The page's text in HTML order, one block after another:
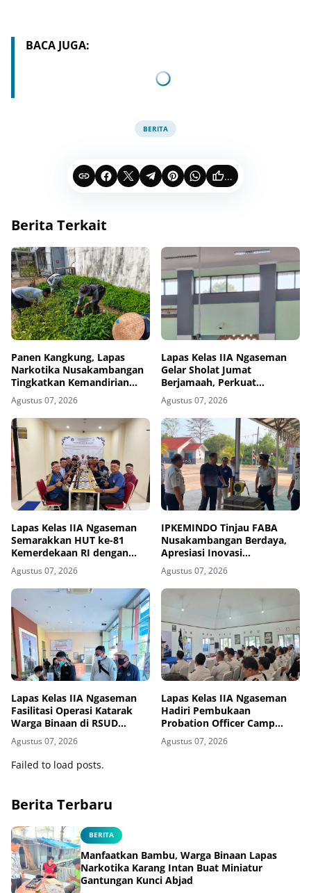
BACA JUGA:
BERITA
...
Berita Terkait
Panen Kangkung, Lapas
Narkotika Nusakambangan
Tingkatkan Kemandirian
Pangan
Agustus 07, 2026
Lapas Kelas IIA Ngaseman
Gelar Sholat Jumat
Berjamaah, Perkuat
Pembinaan Keagamaan bagi
Warga Binaan
Agustus 07, 2026
Lapas Kelas IIA Ngaseman
Semarakkan HUT ke-81
Kemerdekaan RI dengan
Lomba Catur Antar Pegawai
dan PPNPN
Agustus 07, 2026
IPKEMINDO Tinjau FABA
Nusakambangan Berdaya,
Apresiasi Inovasi
Pemasyarakatan
Berkelanjutan
Agustus 07, 2026
Lapas Kelas IIA Ngaseman
Fasilitasi Operasi Katarak
Warga Binaan di RSUD
Cilacap
Agustus 07, 2026
Lapas Kelas IIA Ngaseman
Hadiri Pembukaan
Probation Officer Camp
(POC) 2026 Nusakambangan
Revitalization
Agustus 07, 2026
Failed to load posts.
Berita Terbaru
BERITA
Manfaatkan Bambu, Warga Binaan Lapas
Narkotika Karang Intan Buat Miniatur
Gantungan Kunci Abjad